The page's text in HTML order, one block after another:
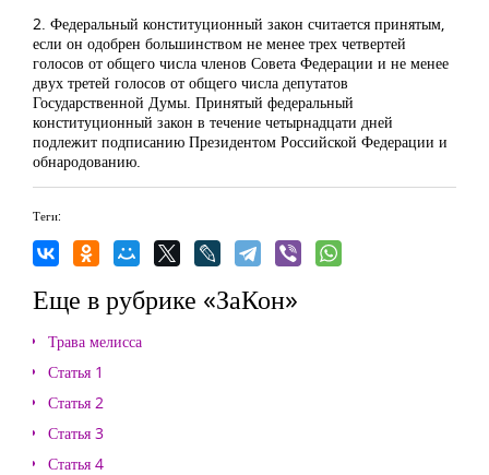
2. Федеральный конституционный закон считается принятым,
если он одобрен большинством не менее трех четвертей
голосов от общего числа членов Совета Федерации и не менее
двух третей голосов от общего числа депутатов
Государственной Думы. Принятый федеральный
конституционный закон в течение четырнадцати дней
подлежит подписанию Президентом Российской Федерации и
обнародованию.
Теги:
Еще в рубрике «ЗаКон»
Трава мелисса
Статья 1
Статья 2
Статья 3
Статья 4